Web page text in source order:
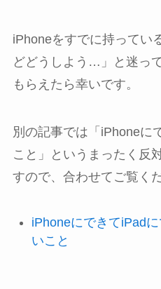
iPhoneをすでに持ってい
どどうしよう…」と迷っ
もらえたら幸いです。
別の記事では「iPhoneに
こと」というまったく反
すので、合わせてご覧く
iPhoneにできてiPad
いこと